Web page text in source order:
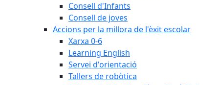
Consell d'Infants
Consell de joves
Accions per la millora de l'èxit escolar
Xarxa 0-6
Learning English
Servei d'orientació
Tallers de robòtica